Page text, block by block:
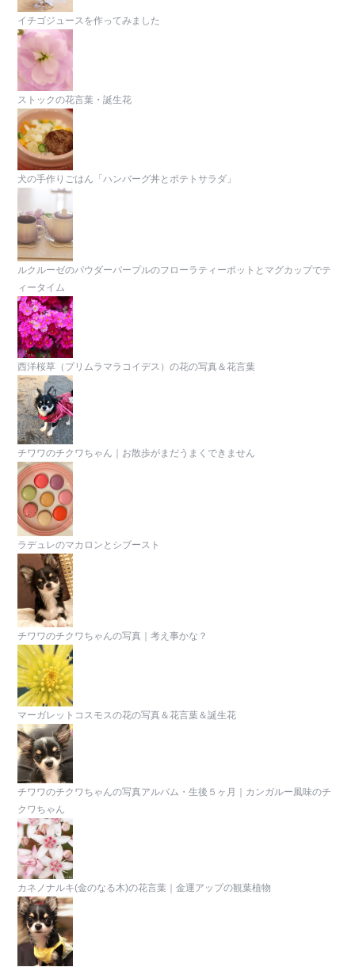
イチゴジュースを作ってみました
ストックの花言葉・誕生花
犬の手作りごはん「ハンバーグ丼とポテトサラダ」
ルクルーゼのパウダーパープルのフローラティーポットとマグカップでテ
ィータイム
西洋桜草（プリムラマラコイデス）の花の写真＆花言葉
チワワのチクワちゃん｜お散歩がまだうまくできません
ラデュレのマカロンとシブースト
チワワのチクワちゃんの写真｜考え事かな？
マーガレットコスモスの花の写真＆花言葉＆誕生花
チワワのチクワちゃんの写真アルバム・生後５ヶ月｜カンガルー風味のチ
クワちゃん
カネノナルキ(金のなる木)の花言葉｜金運アップの観葉植物